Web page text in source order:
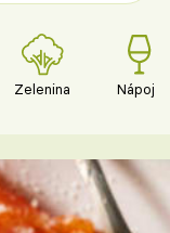
Zelenina Nápoje